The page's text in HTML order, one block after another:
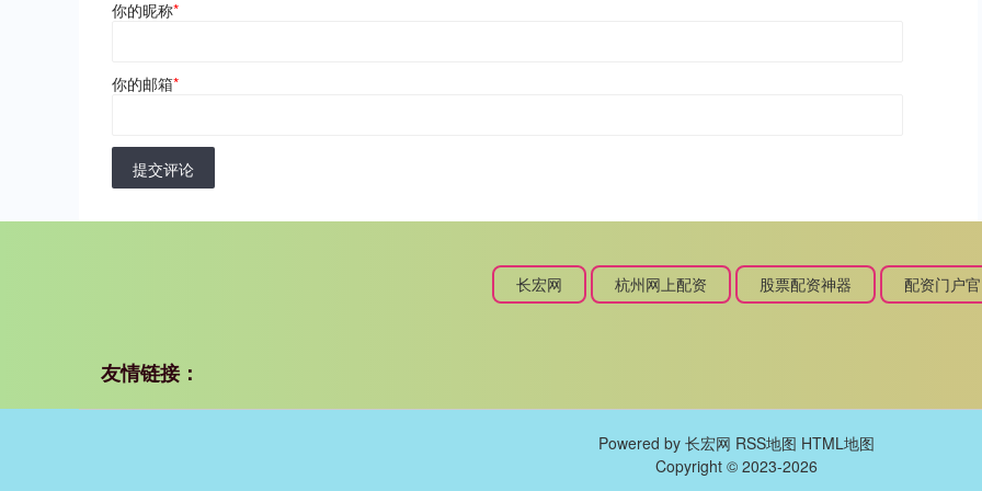
你的昵称*
你的邮箱*
提交评论
长宏网 杭州网上配资 股票配资神器 配资门户
友情链接：
Powered by 长宏网 RSS地图 HTML地图
Copyright © 2023-2026